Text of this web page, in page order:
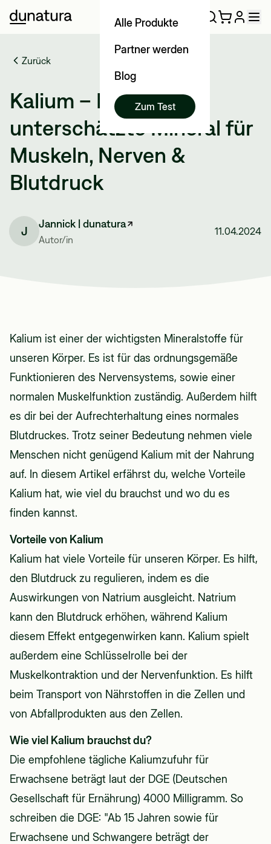
Alle Produkte
Partner werden
Blog
Zum Test
Zurück
Kalium – Das
unterschätzte Mineral für
Muskeln, Nerven &
Blutdruck
J
Jannick | dunatura
Autor/in
11.04.2024
Kalium ist einer der wichtigsten Mineralstoffe für
unseren Körper. Es ist für das ordnungsgemäße
Funktionieren des Nervensystems, sowie einer
normalen Muskelfunktion zuständig. Außerdem hilft
es dir bei der Aufrechterhaltung eines normales
Blutdruckes. Trotz seiner Bedeutung nehmen viele
Menschen nicht genügend Kalium mit der Nahrung
auf. In diesem Artikel erfährst du, welche Vorteile
Kalium hat, wie viel du brauchst und wo du es
finden kannst.
Vorteile von Kalium
Kalium hat viele Vorteile für unseren Körper. Es hilft,
den Blutdruck zu regulieren, indem es die
Auswirkungen von Natrium ausgleicht. Natrium
kann den Blutdruck erhöhen, während Kalium
diesem Effekt entgegenwirken kann. Kalium spielt
außerdem eine Schlüsselrolle bei der
Muskelkontraktion und der Nervenfunktion. Es hilft
beim Transport von Nährstoffen in die Zellen und
von Abfallprodukten aus den Zellen.
Wie viel Kalium brauchst du?
Die empfohlene tägliche Kaliumzufuhr für
Erwachsene beträgt laut der DGE (Deutschen
Gesellschaft für Ernährung) 4000 Milligramm. So
schreiben die DGE: "Ab 15 Jahren sowie für
Erwachsene und Schwangere beträgt der